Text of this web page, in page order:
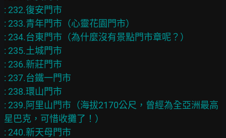
: 232.復安門市
: 233.青年門市（心靈花園門市）
: 234.台東門市（為什麼沒有景點門市章呢？）
: 235.土城門市
: 236.新莊門市
: 237.台鐵一門市
: 238.環山門市
: 239.阿里山門市（海拔2170公尺，曾經為全亞洲最高
星巴克，可惜收攤了！）
: 240.新天母門市